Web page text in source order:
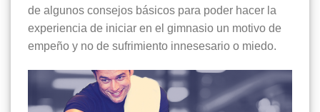
de algunos consejos básicos para poder hacer la
experiencia de iniciar en el gimnasio un motivo de
empeño y no de sufrimiento innesesario o miedo.